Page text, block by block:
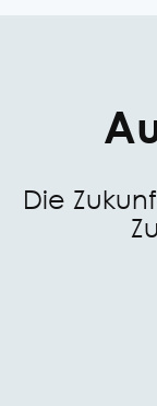
Die